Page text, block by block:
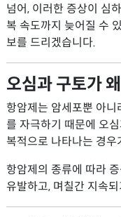
넘어, 이러한 증상이 심
복 속도까지 늦어질 수
보를 드리겠습니다.
오심과 구토가
항암제는 암세포뿐 아
를 자극하기 때문에 오
복적으로 나타나는 경우
항암제의 종류에 따라
유발하고, 며칠간 지속